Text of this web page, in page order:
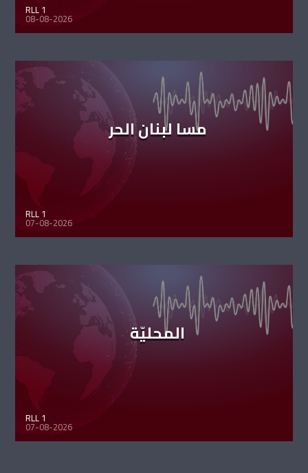
RLL 1
08-08-2026
مسا لبنان الحر
RLL 1
07-08-2026
المحليّة
RLL 1
07-08-2026